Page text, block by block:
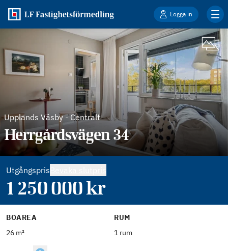
Logga in
Upplands Väsby-Centralt
Herrgårdsvägen 34
Utgångspris
1 250 000kr
BOAREA
26 m²
RUM
1 rum